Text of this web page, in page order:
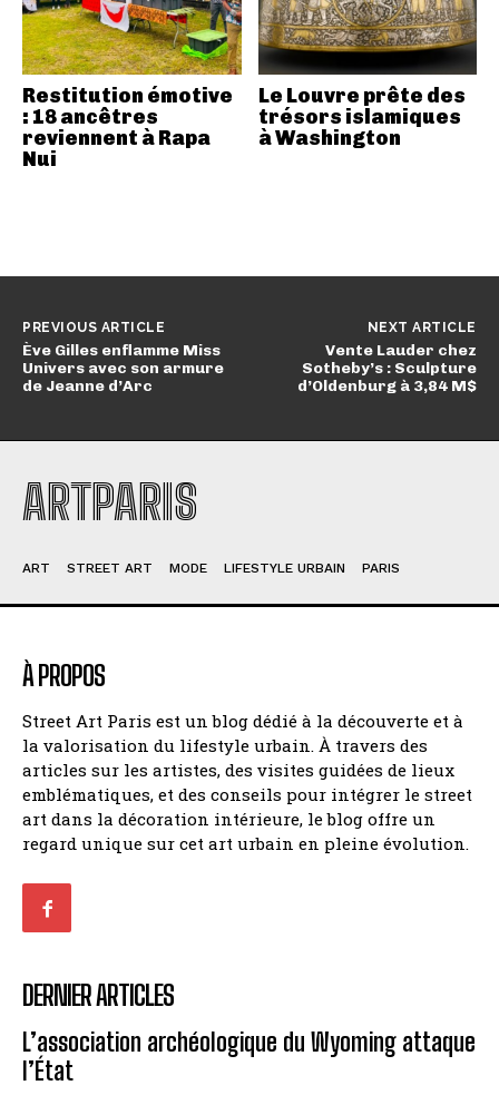
Restitution émotive
: 18 ancêtres
reviennent à Rapa
Nui
Le Louvre prête des
trésors islamiques
à Washington
PREVIOUS ARTICLE
Ève Gilles enflamme Miss
Univers avec son armure
de Jeanne d’Arc
NEXT ARTICLE
Vente Lauder chez
Sotheby’s : Sculpture
d’Oldenburg à 3,84 M$
ARTPARIS
ART STREET ART MODE LIFESTYLE URBAIN PARIS
À PROPOS
Street Art Paris est un blog dédié à la découverte et à
la valorisation du lifestyle urbain. À travers des
articles sur les artistes, des visites guidées de lieux
emblématiques, et des conseils pour intégrer le street
art dans la décoration intérieure, le blog offre un
regard unique sur cet art urbain en pleine évolution.
DERNIER ARTICLES
L’association archéologique du Wyoming attaque
l’État